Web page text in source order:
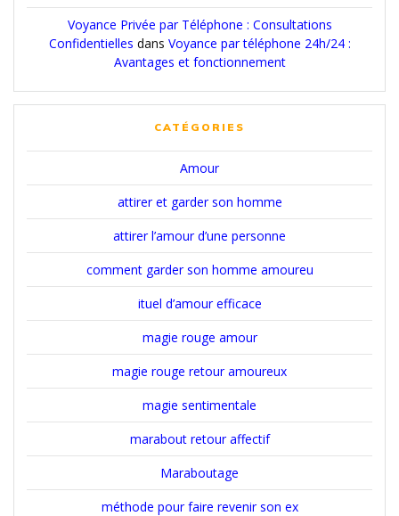
Voyance Privée par Téléphone : Consultations
Confidentielles dans Voyance par téléphone 24h/24 :
Avantages et fonctionnement
CATÉGORIES
Amour
attirer et garder son homme
attirer l’amour d’une personne
comment garder son homme amoureu
ituel d’amour efficace
magie rouge amour
magie rouge retour amoureux
magie sentimentale
marabout retour affectif
Maraboutage
méthode pour faire revenir son ex